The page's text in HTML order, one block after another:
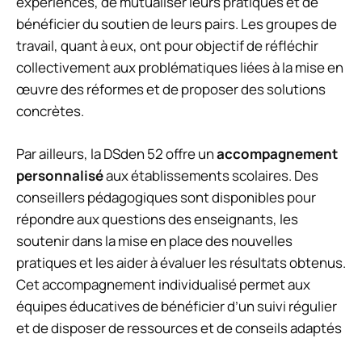
bénéficier du soutien de leurs pairs. Les groupes de
travail, quant à eux, ont pour objectif de réfléchir
collectivement aux problématiques liées à la mise en
œuvre des réformes et de proposer des solutions
concrètes.
Par ailleurs, la DSden 52 offre unaccompagnement
personnaliséaux établissements scolaires. Des
conseillers pédagogiques sont disponibles pour
répondre aux questions des enseignants, les
soutenir dans la mise en place des nouvelles
pratiques et les aider à évaluer les résultats obtenus.
Cet accompagnement individualisé permet aux
équipes éducatives de bénéficier d’un suivi régulier
et de disposer de ressources et de conseils adaptés